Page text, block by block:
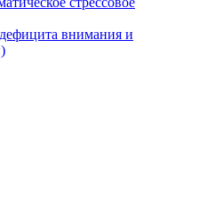
внимания и